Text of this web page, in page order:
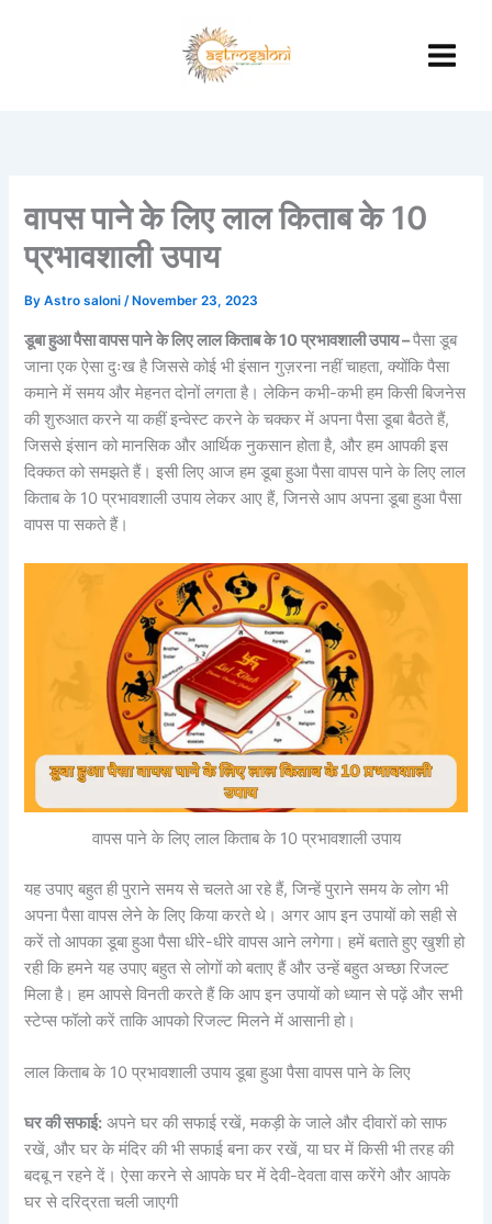
वापस पाने के लिए लाल किताब के 10
प्रभावशाली उपाय
ByAstro saloni/ November 23, 2023
डूबा हुआ पैसा वापस पाने के लिए लाल किताब के 10 प्रभावशाली उपाय –पैसा डूब
जाना एक ऐसा दुःख है जिससे कोई भी इंसान गुज़रना नहीं चाहता, क्योंकि पैसा
कमाने में समय और मेहनत दोनों लगता है। लेकिन कभी-कभी हम किसी बिजनेस
की शुरुआत करने या कहीं इन्वेस्ट करने के चक्कर में अपना पैसा डूबा बैठते हैं,
जिससे इंसान को मानसिक और आर्थिक नुकसान होता है, और हम आपकी इस
दिक्कत को समझते हैं। इसी लिए आज हम डूबा हुआ पैसा वापस पाने के लिए लाल
किताब के 10 प्रभावशाली उपाय लेकर आए हैं, जिनसे आप अपना डूबा हुआ पैसा
वापस पा सकते हैं।
वापस पाने के लिए लाल किताब के 10 प्रभावशाली उपाय
यह उपाए बहुत ही पुराने समय से चलते आ रहे हैं, जिन्हें पुराने समय के लोग भी
अपना पैसा वापस लेने के लिए किया करते थे। अगर आप इन उपायों को सही से
करें तो आपका डूबा हुआ पैसा धीरे-धीरे वापस आने लगेगा। हमें बताते हुए खुशी हो
रही कि हमने यह उपाए बहुत से लोगों को बताए हैं और उन्हें बहुत अच्छा रिजल्ट
मिला है। हम आपसे विनती करते हैं कि आप इन उपायों को ध्यान से पढ़ें और सभी
स्टेप्स फॉलो करें ताकि आपको रिजल्ट मिलने में आसानी हो।
लाल किताब के 10 प्रभावशाली उपाय डूबा हुआ पैसा वापस पाने के लिए
घर की सफाई: अपने घर की सफाई रखें, मकड़ी के जाले और दीवारों को साफ
रखें, और घर के मंदिर की भी सफाई बना कर रखें, या घर में किसी भी तरह की
बदबू न रहने दें। ऐसा करने से आपके घर में देवी-देवता वास करेंगे और आपके
घर से दरिद्रता चली जाएगी